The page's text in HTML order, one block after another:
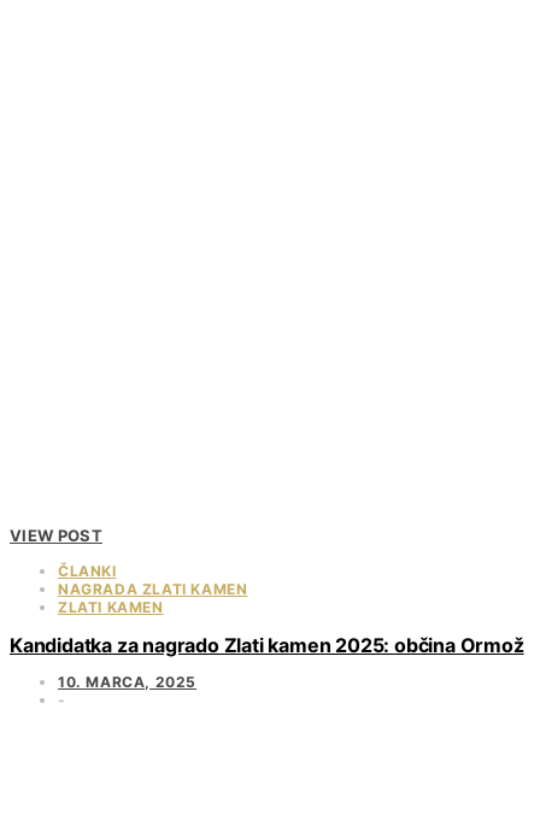
VIEW POST
ČLANKI
NAGRADA ZLATI KAMEN
ZLATI KAMEN
Kandidatka za nagrado Zlati kamen 2025: občina Ormož
10. MARCA, 2025